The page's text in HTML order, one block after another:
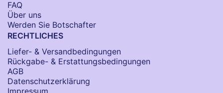
FAQ
Über uns
Werden Sie Botschafter
RECHTLICHES
Liefer- & Versandbedingungen
Rückgabe- & Erstattungsbedingungen
AGB
Datenschutzerklärung
Impressum